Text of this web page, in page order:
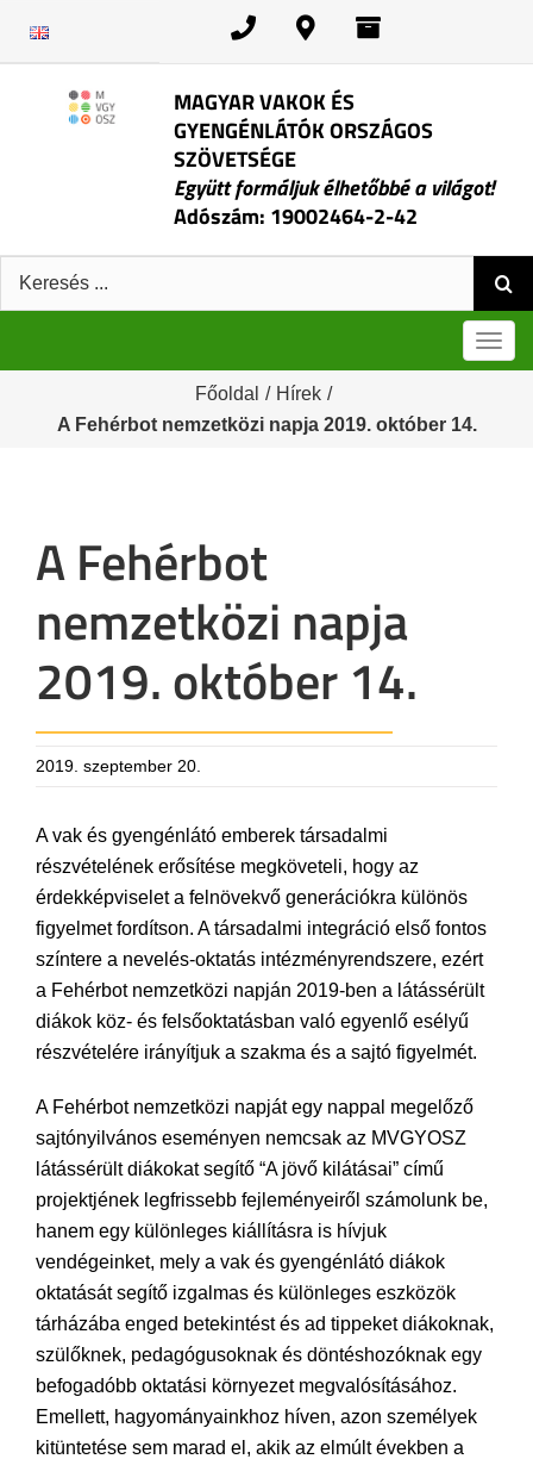
MAGYAR VAKOK ÉS
GYENGÉNLÁTÓK ORSZÁGOS
SZÖVETSÉGE
Együtt formáljuk élhetőbbé a világot!
Adószám: 19002464-2-42
Keresés:
Főoldal / Hírek /
A Fehérbot nemzetközi napja 2019. október 14.
A Fehérbot
nemzetközi napja
2019. október 14.
2019. szeptember 20.
A vak és gyengénlátó emberek társadalmi
részvételének erősítése megköveteli, hogy az
érdekképviselet a felnövekvő generációkra különös
figyelmet fordítson. A társadalmi integráció első fontos
színtere a nevelés-oktatás intézményrendszere, ezért
a Fehérbot nemzetközi napján 2019-ben a látássérült
diákok köz- és felsőoktatásban való egyenlő esélyű
részvételére irányítjuk a szakma és a sajtó figyelmét.
A Fehérbot nemzetközi napját egy nappal megelőző
sajtónyilvános eseményen nemcsak az MVGYOSZ
látássérült diákokat segítő “A jövő kilátásai” című
projektjének legfrissebb fejleményeiről számolunk be,
hanem egy különleges kiállításra is hívjuk
vendégeinket, mely a vak és gyengénlátó diákok
oktatását segítő izgalmas és különleges eszközök
tárházába enged betekintést és ad tippeket diákoknak,
szülőknek, pedagógusoknak és döntéshozóknak egy
befogadóbb oktatási környezet megvalósításához.
Emellett, hagyományainkhoz híven, azon személyek
kitüntetése sem marad el, akik az elmúlt években a